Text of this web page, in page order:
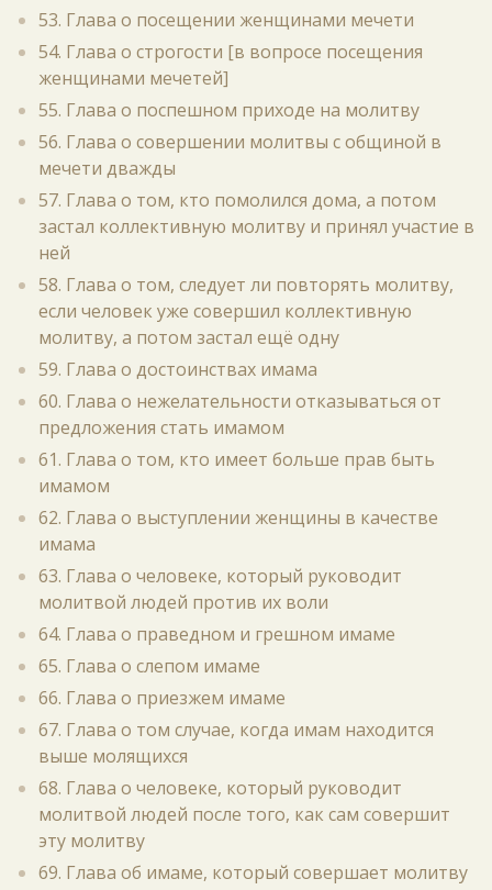
53. Глава о посещении женщинами мечети
54. Глава о строгости [в вопросе посещения
женщинами мечетей]
55. Глава о поспешном приходе на молитву
56. Глава о совершении молитвы с общиной в
мечети дважды
57. Глава о том, кто помолился дома, а потом
застал коллективную молитву и принял участие в
ней
58. Глава о том, следует ли повторять молитву,
если человек уже совершил коллективную
молитву, а потом застал ещё одну
59. Глава о достоинствах имама
60. Глава о нежелательности отказываться от
предложения стать имамом
61. Глава о том, кто имеет больше прав быть
имамом
62. Глава о выступлении женщины в качестве
имама
63. Глава о человеке, который руководит
молитвой людей против их воли
64. Глава о праведном и грешном имаме
65. Глава о слепом имаме
66. Глава о приезжем имаме
67. Глава о том случае, когда имам находится
выше молящихся
68. Глава о человеке, который руководит
молитвой людей после того, как сам совершит
эту молитву
69. Глава об имаме, который совершает молитву